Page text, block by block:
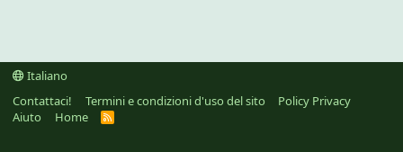
Italiano
Contattaci!
Termini e condizioni d'uso del sito
Policy Privacy
Aiuto
Home
R